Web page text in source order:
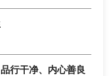
行干净、内心善良